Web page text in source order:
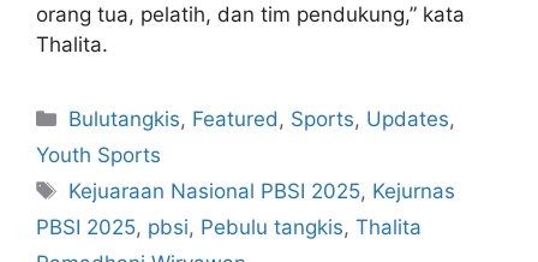
orang tua, pelatih, dan tim pendukung,” kata
Thalita.
Bulutangkis, Featured, Sports, Updates,
Youth Sports
Kejuaraan Nasional PBSI 2025, Kejurnas
PBSI 2025, pbsi, Pebulu tangkis, Thalita